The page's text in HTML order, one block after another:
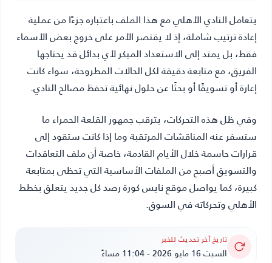
يتعامل النادي الأهلي مع هذا الملف باعتباره جزءًا من عملية
إعادة ترتيب شاملة، إذ لا يقتصر الأمر على خروج بعض الأسماء
فقط، بل يمتد إلى الاستعداد المبكر لأي بدائل قد يحتاجها
الفريق، مع متابعة دقيقة لكل الحالات المطروحة، سواء كانت
إعارة أو تسويقًا أو بحثًا عن حلول نهائية تحفظ مصالح النادي.
وفي ظل هذه التحركات، يترقب جمهور القلعة الحمراء ما
ستسفر عنه المناقشات المرتقبة وما إذا كانت ستقود إلى
قرارات حاسمة خلال الأيام القادمة، خاصة أن ملف التعاقدات
والتسويق أصبح من الملفات الأساسية التي تحظى بمتابعة
كبيرة، كما يواصل موقع نايس كورة رصد كل جديد يتعلق بخطط
الأهلي وتحركاته في السوق.
تاريخ آخر تحديث للخبر
السبت 16 مايو 2026 - 11:04 مساءً